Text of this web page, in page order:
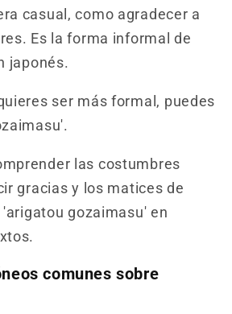
casual, como agradecer a
Es la forma informal de
japonés.
ser más formal, puedes
las costumbres
gracias y los matices de
gozaimasu' en
comunes sobre